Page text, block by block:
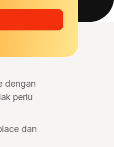
dengan
perlu
dan